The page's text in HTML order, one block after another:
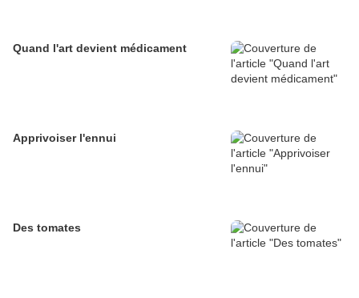
Quand l'art devient médicament
Apprivoiser l'ennui
Des tomates